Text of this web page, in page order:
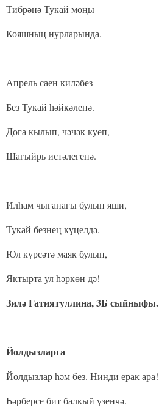
Тибрәнә Тукай моңы
Кояшның нурларында.
Апрель саен киләбез
Без Тукай һәйкәленә.
Дога кылып, чәчәк куеп,
Шагыйрь истәлегенә.
Илһам чыганагы булып яши,
Тукай безнең күңелдә.
Юл күрсәтә маяк булып,
Яктырта ул һәркөн дә!
Зилә Гатиятуллина, 3Б сыйныфы.
Йолдызларга
Йолдызлар һәм без. Нинди ерак ара!
Һәрберсе бит балкый үзенчә.